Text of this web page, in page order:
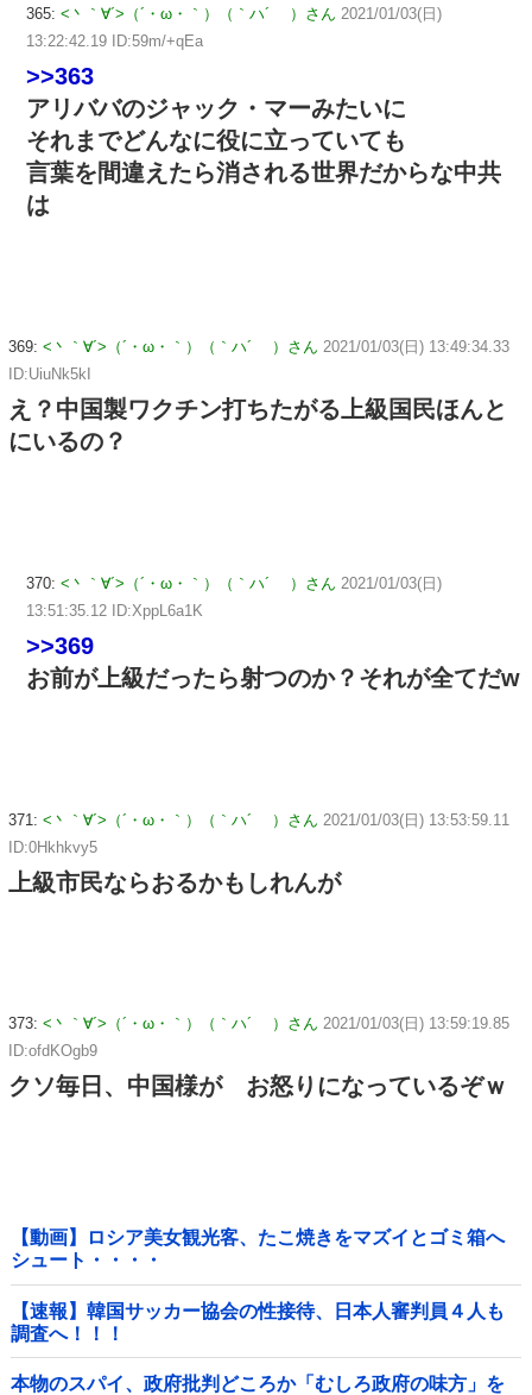
365: <丶｀∀´>（´・ω・｀）（｀ハ´ ）さん 2021/01/03(日)
13:22:42.19 ID:59m/+qEa
>>363
アリババのジャック・マーみたいに
それまでどんなに役に立っていても
言葉を間違えたら消される世界だからな中共
は
369: <丶｀∀´>（´・ω・｀）（｀ハ´ ）さん 2021/01/03(日) 13:49:34.33
ID:UiuNk5kI
え？中国製ワクチン打ちたがる上級国民ほんと
にいるの？
370: <丶｀∀´>（´・ω・｀）（｀ハ´ ）さん 2021/01/03(日)
13:51:35.12 ID:XppL6a1K
>>369
お前が上級だったら射つのか？それが全てだw
371: <丶｀∀´>（´・ω・｀）（｀ハ´ ）さん 2021/01/03(日) 13:53:59.11
ID:0Hkhkvy5
上級市民ならおるかもしれんが
373: <丶｀∀´>（´・ω・｀）（｀ハ´ ）さん 2021/01/03(日) 13:59:19.85
ID:ofdKOgb9
クソ毎日、中国様が お怒りになっているぞｗ
【動画】ロシア美女観光客、たこ焼きをマズイとゴミ箱へ
シュート・・・・
【速報】韓国サッカー協会の性接待、日本人審判員４人も
調査へ！！！
本物のスパイ、政府批判どころか「むしろ政府の味方」を